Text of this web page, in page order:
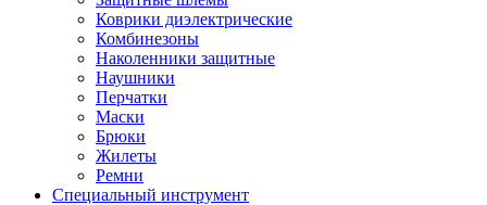
Коврики диэлектрические
Комбинезоны
Наколенники защитные
Наушники
Перчатки
Маски
Брюки
Жилеты
Ремни
Специальный инструмент